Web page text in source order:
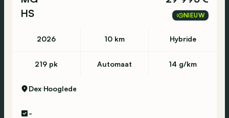
HS
NIEUW
2026 10 km Hybride
219 pk Automaat 14 g/km
Dex Hooglede
-